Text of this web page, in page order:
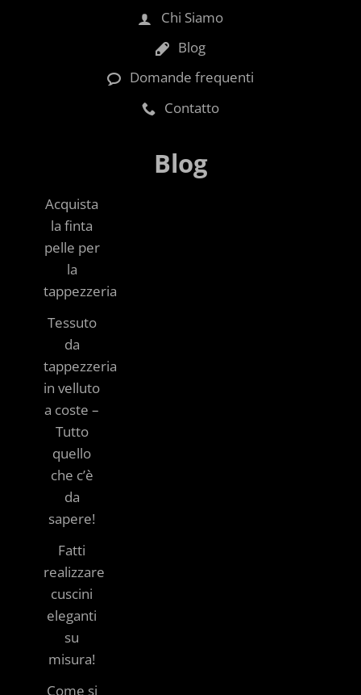
Chi Siamo
Blog
Domande frequenti
Contatto
Blog
Acquista
la finta
pelle per
la
tappezzeria
Tessuto
da
tappezzeria
in velluto
a coste –
Tutto
quello
che c’è
da
sapere!
Fatti
realizzare
cuscini
eleganti
su
misura!
Come si